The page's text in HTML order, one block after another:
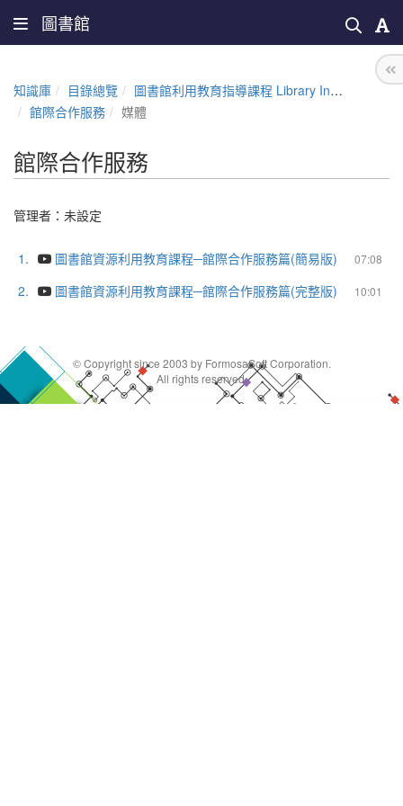
圖書館
知識庫 目錄總覽
圖書館利用教育指導課程 Library Instruction Courses
館際合作服務
媒體
館際合作服務
管理者：未設定
1. 07:08
圖書館資源利用教育課程─館際合作服務篇(簡易版)
2.
10:01
圖書館資源利用教育課程─館際合作服務篇(完整版)
© Copyright since 2003 by FormosaSoft Corporation.
All rights reserved.